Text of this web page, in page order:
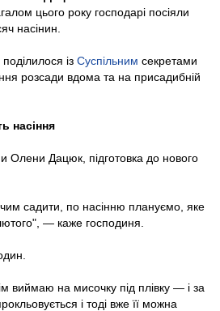
цього року господарі посіяли
насінин.
із Суспільним секретами
розсади вдома та на присадибній
насіння
Олени Дацюк, підготовка до нового
садити, по насінню плануємо, яке
— каже господиня.
на мисочку під плівку — і за
і тоді вже її можна